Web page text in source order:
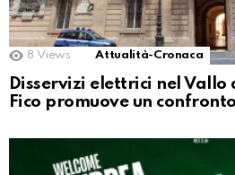
8 Views Attualità-Cronaca
Disservizi elettrici nel
Fico promuove un